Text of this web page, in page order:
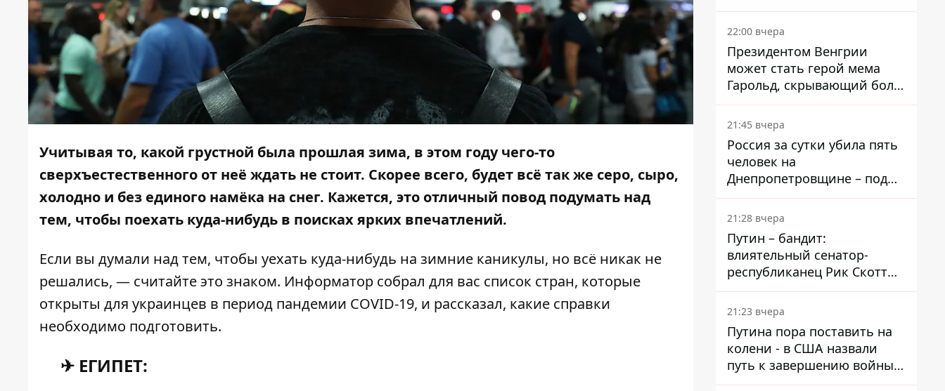
Учитывая то, какой грустной была прошлая зима, в этом году чего-то
сверхъестественного от неё ждать не стоит. Скорее всего, будет всё так же серо, сыро,
холодно и без единого намёка на снег. Кажется, это отличный повод подумать над
тем, чтобы поехать куда-нибудь в поисках ярких впечатлений.
Если вы думали над тем, чтобы уехать куда-нибудь на зимние каникулы, но всё никак не
решались, — считайте это знаком. Информатор собрал для вас список стран, которые
открыты для украинцев в период пандемии COVID-19, и рассказал, какие справки
необходимо подготовить.
✈ ЕГИПЕТ:
вкладывает миллионы
22:00 вчера
Президентом Венгрии
может стать герой мема
Гарольд, скрывающий боль
– он возглавил народное
голосование
21:45 вчера
Россия за сутки убила пять
человек на
Днепропетровщине – под
ударами оказались пять
районов области
21:28 вчера
Путин – бандит:
влиятельный сенатор-
республиканец Рик Скотт
призвал Конгресс привлечь
РФ к ответственности за
войну в Украине
21:23 вчера
Путина пора поставить на
колени - в США назвали
путь к завершению войны -
National Security Journal